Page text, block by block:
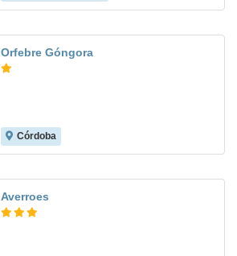
Orfebre Góngora
Córdoba
Averroes